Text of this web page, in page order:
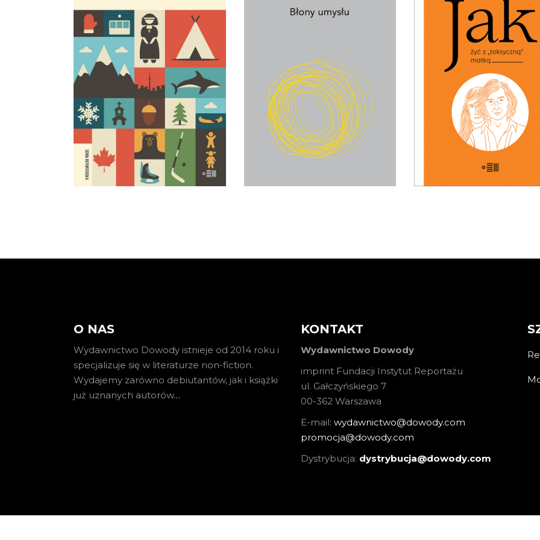
E-BOOK DO
KOSZYKA
27 ŚMIERCI TOBY’EGO
OBEDA
Najgłośniejszy debiut
reporterski ostatnich lat!
59.90 29.95zł
E-BOOK DO
BŁONY UMYSŁU
przeobraża?
35.00zł 22.75zł
KSIĄŻKA DO
KOSZYKA
E-BOOK DO
KOSZYKA
JAK ŻYĆ Z
MATKĄ
PREMIERA: 24 listopada
49.99 zł 32.49
KSIĄŻKA DO
KOSZYKA
O NAS
Wydawnictwo Dowody istnieje od 2014 roku i
specjalizuje się w literaturze non-fiction.
Wydajemy zarówno debiutantów, jak i książki
już uznanych autorów…
KONTAKT
Wydawnictwo Dowody
imprint Fundacji Instytut Reportażu
ul. Gałczyńskiego 7
00-362 Warszawa
E-mail: wydawnictwo@dowody.com
promocja@dowody.com
Dystrybucja: dystrybucja@dowody.com